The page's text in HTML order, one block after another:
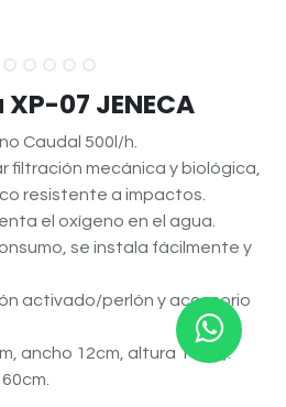
07 JENECA
Caudal 500l/h.
filtración mecánica y biológica,
resistente a impactos.
el oxígeno en el agua.
se instala fácilmente y
activado/perlón y accesorio
ancho 12cm, altura 14cm).